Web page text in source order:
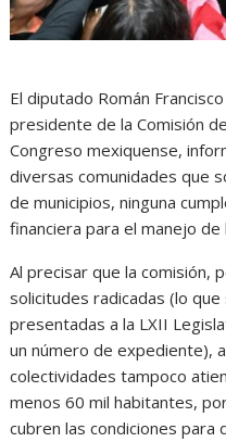
El diputado Román
presidente de la Comisión
Congreso mexiquense,
diversas comunidades que
de municipios, ninguna
financiera para el manejo de
Al precisar que la comisión,
solicitudes radicadas (lo
presentadas a la LXII
un número de expediente),
colectividades tampoco
menos 60 mil habitantes,
cubren las condiciones para